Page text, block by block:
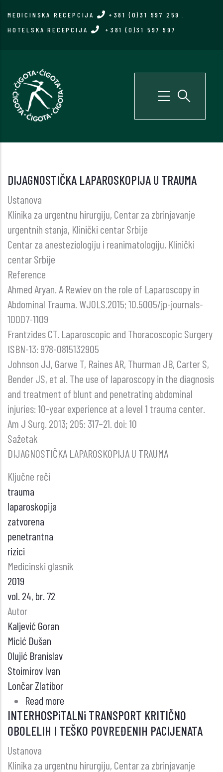
MEDICINSKA RECEPCIJA +381 (0)31 597 259
HOTELSKA RECEPCIJA
+381 (0)31 597 597
DIJAGNOSTIČKA LAPAROSKOPIJA U TRAUMA
Ustanova
Klinika za urgentnu hirurgiju, Centar za zbrinjavanje
urgentnih stanja, Klinički centar Srbije
Centar za anesteziologiju i reanimatologiju, Klinički
centar Srbije
Reference
Ahmed Aryan. A Rewiev on the role of Laparoscopy in
Abdominal Trauma. WJOLS.2015; 10.5005/jp-journals-
10007-1109
Frantzides CT. Laparoscopic and Thoracoscopic Surgery
ISBN-13: 978-0815132905
Johnson JJ, Garwe T, Raines AR, Thurman JB, Carter S,
Bender JS, et al. The use of laparoscopy in the diagnosis
and treatment of blunt and penetrating abdominal
injuries: 10-year experience at a level 1 trauma center.
Am J Surg. 2013; 205: 317–21. doi: 10
Sažetak
DIJAGNOSTIČKA LAPAROSKOPIJA U TRAUMA
Ključne reči
trauma
laparoskopija
zatvorena
penetrantna
rizici
Medicinski glasnik
2019
vol. 24, br. 72
Autor
Kaljević Goran
Micić Dušan
Olujić Branislav
Stoimirov Ivan
Lončar Zlatibor
Read more
DIJAGNOSTIČKA
LAPAROSKOPIJA
TRAUMA
INTERHOSPiTALNi TRANSPORT KRITIČNO
OBOLELIH I TEŠKO POVREĐENIH PACIJENATA
Ustanova
Klinika za urgentnu hirurgiju, Centar za zbrinjavanje